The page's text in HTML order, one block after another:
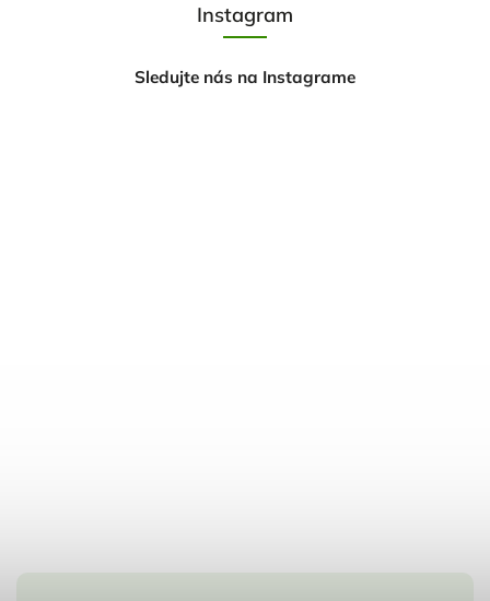
Instagram
Sledujte nás na Instagrame